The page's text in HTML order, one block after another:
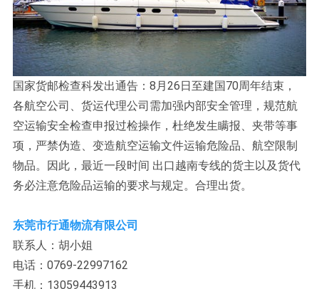
国家货邮检查科发出通告：8月26日至建国70周年结束，
各航空公司、货运代理公司需加强内部安全管理，规范航
空运输安全检查申报过检操作，杜绝发生瞒报、夹带等事
项，严禁伪造、变造航空运输文件运输危险品、航空限制
物品。因此，最近一段时间 出口越南专线的货主以及货代
务必注意危险品运输的要求与规定。合理出货。
东莞市行通物流有限公司
联系人：胡小姐
电话：0769-22997162
手机：13059443913